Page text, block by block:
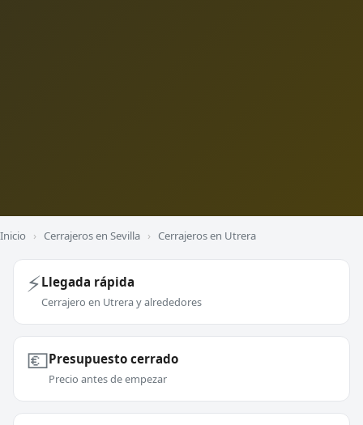
Inicio › Cerrajeros en Sevilla › Cerrajeros en Utrera
⚡Llegada rápida
Cerrajero en Utrera y alrededores
💶Presupuesto cerrado
Precio antes de empezar